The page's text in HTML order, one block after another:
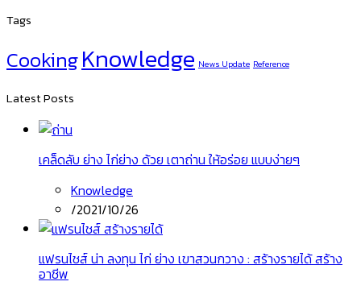
Tags
CookingKnowledge News Update Reference
Latest Posts
เคล็ดลับ ย่าง ไก่ย่าง ด้วย เตาถ่าน ให้อร่อย แบบง่ายๆ
Knowledge
/2021/10/26
แฟรนไชส์ น่า ลงทุน ไก่ ย่าง เขาสวนกวาง : สร้างรายได้ สร้าง
อาชีพ